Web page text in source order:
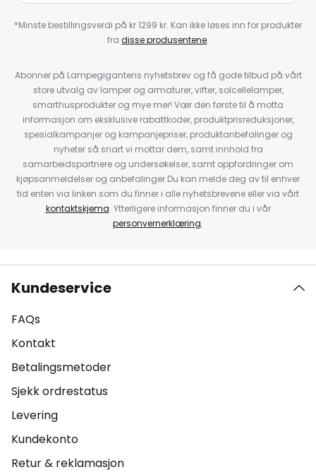
*Minste bestillingsverdi på kr 1299 kr. Kan ikke løses inn for produkter
fra disse produsentene.
Abonner på Lampegigantens nyhetsbrev og få gode tilbud på vårt
store utvalg av lamper og armaturer, vifter, solcellelamper,
smarthusprodukter og mye mer! Vær den første til å motta
informasjon om eksklusive rabattkoder, produktprisreduksjoner,
spesialkampanjer og kampanjepriser, produktanbefalinger og
nyheter så snart vi mottar dem, samt innhold fra
samarbeidspartnere og undersøkelser, samt oppfordringer om
kjøpsanmeldelser og anbefalinger.Du kan melde deg av til enhver
tid enten via linken som du finner i alle nyhetsbrevene eller via vårt
kontaktskjema. Ytterligere informasjon finner du i vår
personvernerklæring.
Kundeservice
FAQs
Kontakt
Betalingsmetoder
Sjekk ordrestatus
Levering
Kundekonto
Retur & reklamasjon